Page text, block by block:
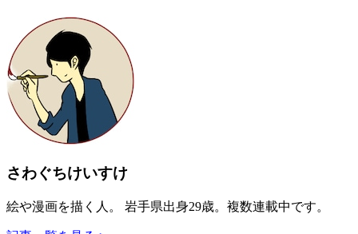
さわぐちけいすけ
絵や漫画を描く人。 岩手県出身29歳。複数連載中です。